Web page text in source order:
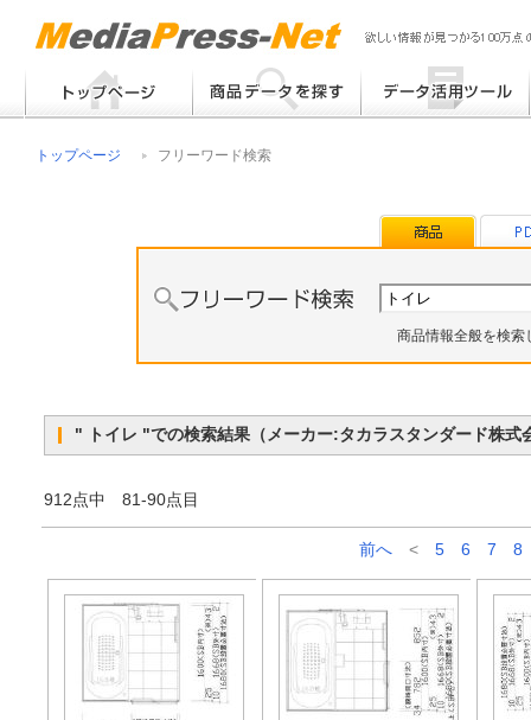
メーカー別検索
トップページ フリーワード検索
商品情報全般を検索
" トイレ "での検索結果（メーカー:タカラスタンダード株
912点中 81-90点目
前へ < 5 6 7 8